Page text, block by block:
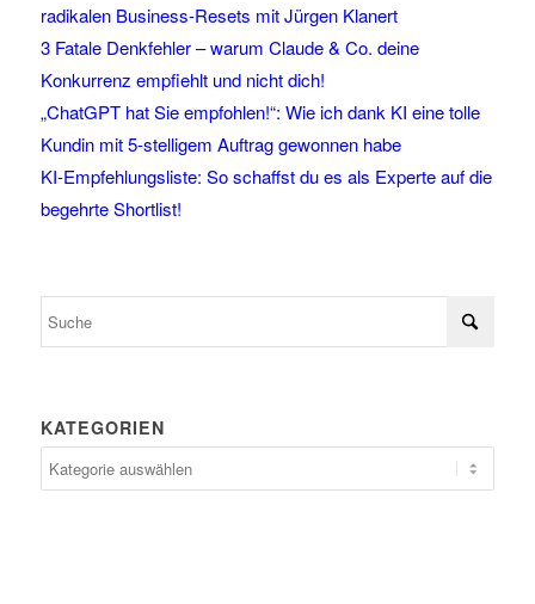
radikalen Business-Resets mit Jürgen Klanert
3 Fatale Denkfehler – warum Claude & Co. deine
Konkurrenz empfiehlt und nicht dich!
„ChatGPT hat Sie empfohlen!“: Wie ich dank KI eine tolle
Kundin mit 5-stelligem Auftrag gewonnen habe
KI-Empfehlungsliste: So schaffst du es als Experte auf die
begehrte Shortlist!
KATEGORIEN